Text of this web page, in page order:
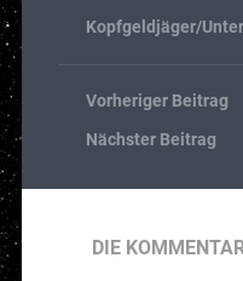
Kopfgeldjäger/
Vorheriger Beitrag
Nächster Beitrag
DIE